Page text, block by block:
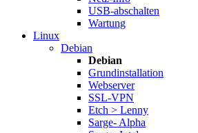
USB-abschalten
Wartung
Linux
Debian
Debian
Grundinstallation
Webserver
SSL-VPN
Etch > Lenny
Sarge- Alpha